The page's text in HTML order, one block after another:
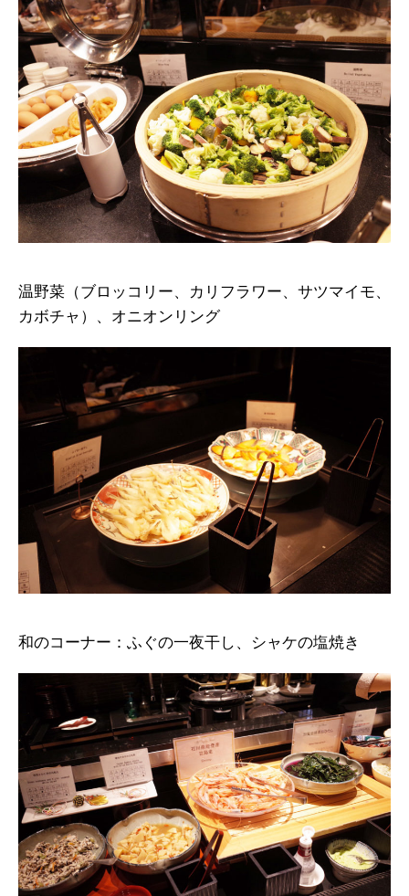
温野菜（ブロッコリー、カリフラワー、サツマイモ、
カボチャ）、オニオンリング
和のコーナー：ふぐの一夜干し、シャケの塩焼き